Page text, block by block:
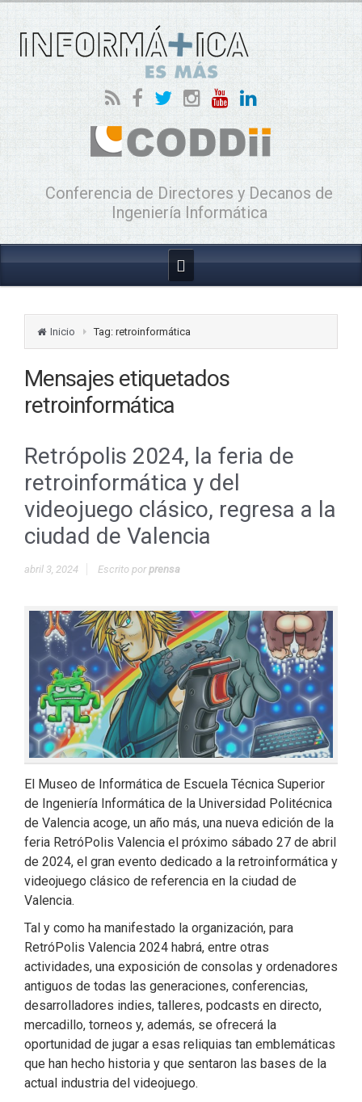
Conferencia de Directores y Decanos de
Ingeniería Informática
Inicio Tag: retroinformática
Mensajes etiquetados
retroinformática
Retrópolis 2024, la feria de
retroinformática y del
videojuego clásico, regresa a la
ciudad de Valencia
abril 3, 2024 Escrito porprensa
El Museo de Informática de Escuela Técnica Superior
de Ingeniería Informática de la Universidad Politécnica
de Valencia acoge, un año más, una nueva edición de la
feria RetróPolis Valencia el próximo sábado 27 de abril
de 2024, el gran evento dedicado a la retroinformática y
videojuego clásico de referencia en la ciudad de
Valencia.
Tal y como ha manifestado la organización, para
RetróPolis Valencia 2024 habrá, entre otras
actividades, una exposición de consolas y ordenadores
antiguos de todas las generaciones, conferencias,
desarrolladores indies, talleres, podcasts en directo,
mercadillo, torneos y, además, se ofrecerá la
oportunidad de jugar a esas reliquias tan emblemáticas
que han hecho historia y que sentaron las bases de la
actual industria del videojuego.